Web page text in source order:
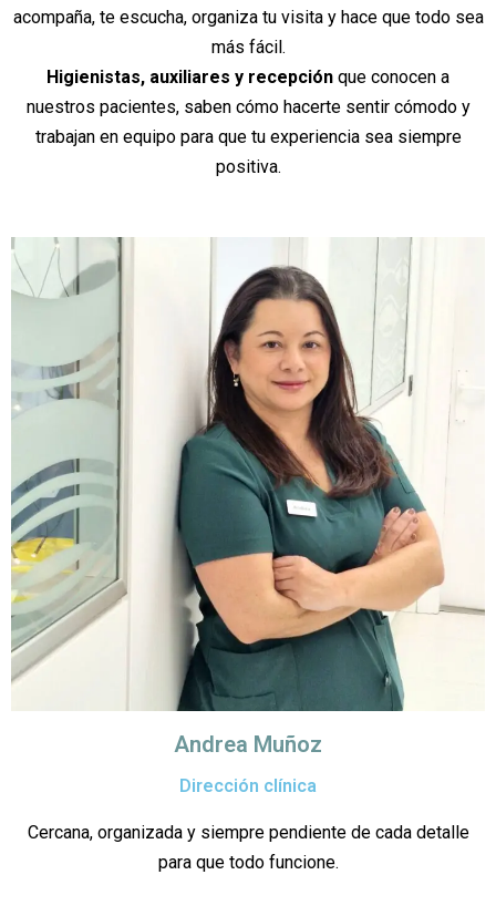
acompaña, te escucha, organiza tu visita y hace que todo sea
más fácil.
Higienistas, auxiliares y recepción que conocen a
nuestros pacientes, saben cómo hacerte sentir cómodo y
trabajan en equipo para que tu experiencia sea siempre
positiva.
Andrea Muñoz
Dirección clínica
Cercana, organizada y siempre pendiente de cada detalle
para que todo funcione.